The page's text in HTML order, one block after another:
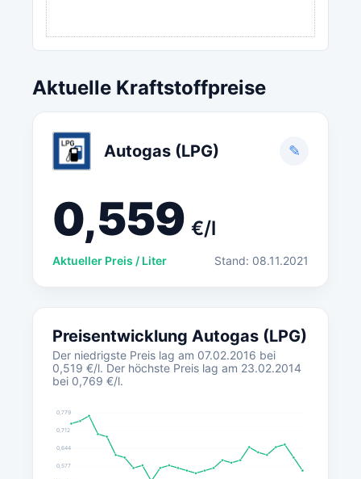
Aktuelle Kraftstoffpreise
Autogas (LPG) ✎
0,559 €/l
Aktueller Preis / Liter Stand: 08.11.2021
Preisentwicklung Autogas (LPG)
Der niedrigste Preis lag am 07.02.2016 bei
0,519 €/l. Der höchste Preis lag am 23.02.2014
bei 0,769 €/l.
0,577
0,644
0,712
0,779